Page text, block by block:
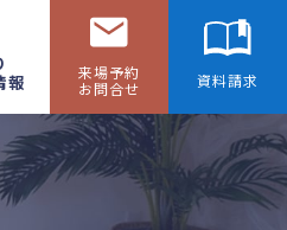
報
来場予約
お問合せ
資料請求
展示場へ行く